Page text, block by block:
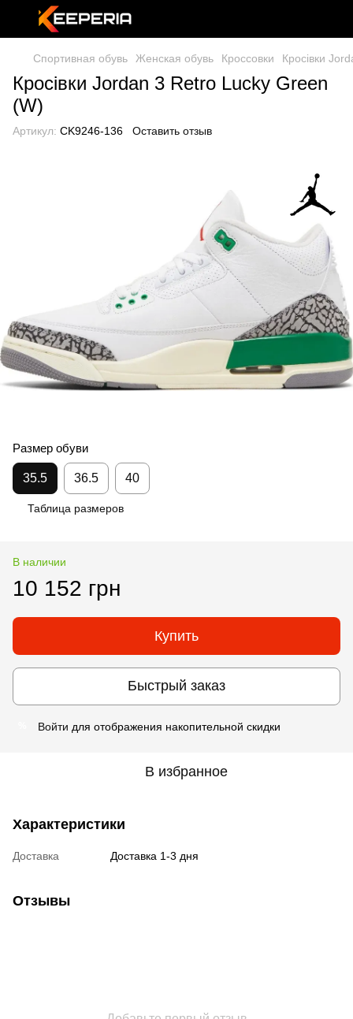
Спортивная обувь Женская обувь Кроссовки Кросівки
Кросівки Jordan 3 Retro Lucky Green
(W)
Артикул: CK9246-136 Оставить отзыв
Размер обуви
35.5 36.5 40
Таблица размеров
В наличии
10 152 грн
Купить
Быстрый заказ
Войти для отображения накопительной скидки
В избранное
Характеристики
Доставка Доставка 1-3 дня
Отзывы